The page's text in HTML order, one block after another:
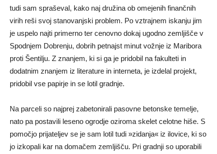
tudi sam spraševal, kako naj družina ob omejenih finančnih
virih reši svoj stanovanjski problem. Po vztrajnem iskanju jim
je uspelo najti primerno ter cenovno dokaj ugodno zemljišče v
Spodnjem Dobrenju, dobrih petnajst minut vožnje iz Maribora
proti Šentilju. Z znanjem, ki si ga je pridobil na fakulteti in
dodatnim znanjem iz literature in interneta, je izdelal projekt,
pridobil vse papirje in se lotil gradnje.
Na parceli so najprej zabetonirali pasovne betonske temelje,
nato pa postavili leseno ogrodje oziroma skelet celotne hiše. S
pomočjo prijateljev se je sam lotil tudi »zidanja« iz ilovice, ki so
jo izkopali kar na domačem zemljišču. Pri gradnji so uporabili